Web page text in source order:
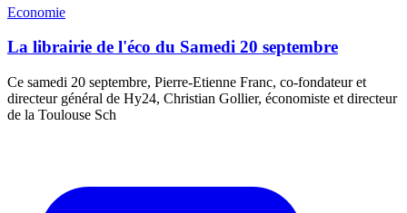
Economie
La librairie de l'éco du Samedi 20 septembre
Ce samedi 20 septembre, Pierre-Etienne Franc, co-fondateur et
directeur général de Hy24, Christian Gollier, économiste et directeur
de la Toulouse Sch